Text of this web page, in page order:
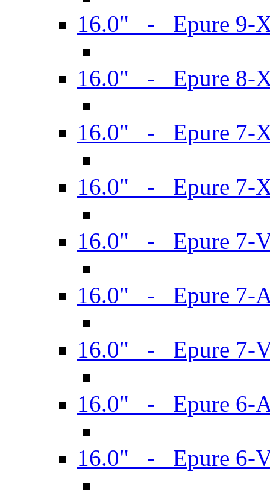
16.0" - Epure 9-
16.0" - Epure 8-
16.0" - Epure 7-
16.0" - Epure 7-
16.0" - Epure 7-
16.0" - Epure 7-
16.0" - Epure 7-
16.0" - Epure 6-
16.0" - Epure 6-